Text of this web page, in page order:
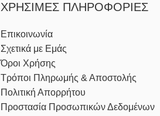
ΧΡΉΣΙΜΕΣ ΠΛΗΡΟΦΟΡΊΕΣ
Επικοινωνία
Σχετικά με Εμάς
Όροι Χρήσης
Τρόποι Πληρωμής & Αποστολής
Πολιτική Απορρήτου
Προστασία Προσωπικών Δεδομένων